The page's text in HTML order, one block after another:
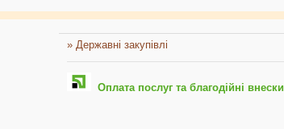
» Державні закупівлі
Оплата послуг та благодійні внески